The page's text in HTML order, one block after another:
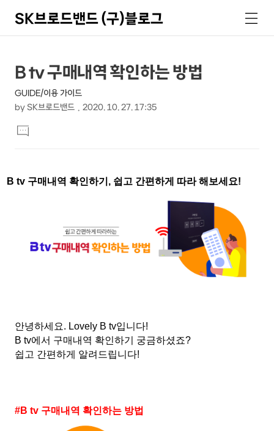
SK브로드밴드 (구)블로그
색
메
뉴
상
세
컨
텐
본
문
제
목
B tv 구매내역 확인하는 방법
GUIDE/이용 가이드
by SK브로드밴드 2020. 10. 27. 17:35
문
댓
글
B tv 구매내역 확인하기 , 쉽고 간편하게 따라 해보세요!
안녕하세요. Lovely B tv입니다!
B tv에서 구매내역 확인하기 궁금하셨죠?
쉽고 간편하게 알려드립니다!
#B tv 구매내역 확인하는 방법